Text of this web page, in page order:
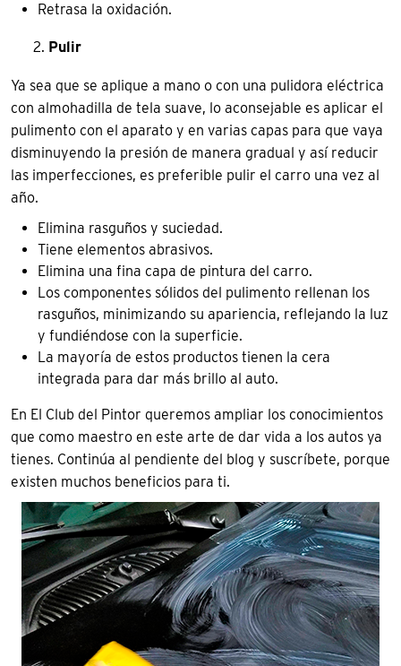
Retrasa la oxidación.
Pulir
Ya sea que se aplique a mano o con una pulidora eléctrica
con almohadilla de tela suave, lo aconsejable es aplicar el
pulimento con el aparato y en varias capas para que vaya
disminuyendo la presión de manera gradual y así reducir
las imperfecciones, es preferible pulir el carro una vez al
año.
Elimina rasguños y suciedad.
Tiene elementos abrasivos.
Elimina una fina capa de pintura del carro.
Los componentes sólidos del pulimento rellenan los
rasguños, minimizando su apariencia, reflejando la luz
y fundiéndose con la superficie.
La mayoría de estos productos tienen la cera
integrada para dar más brillo al auto.
En El Club del Pintor queremos ampliar los conocimientos
que como maestro en este arte de dar vida a los autos ya
tienes. Continúa al pendiente del blog y suscríbete, porque
existen muchos beneficios para ti.